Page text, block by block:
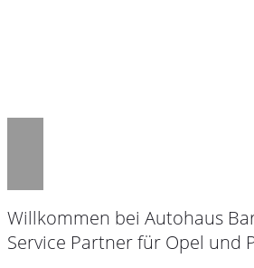
Willkommen bei Autohaus
Service Partner für Opel und